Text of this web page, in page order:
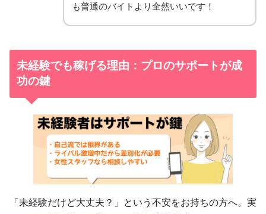
も普通のバイトより全然いいです！
未経験でも稼げる理由：プロのサポートが成
功の鍵
「未経験だけど大丈夫？」という不安をお持ちの方へ。実